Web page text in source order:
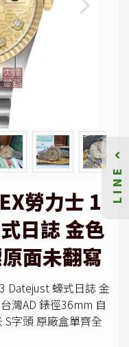
勞力士 1
日誌 金色
面未翻寫
Datejust 蠔式日誌 金
灣AD 錶徑36mm 自
字頭 原廠盒單齊全
LINE